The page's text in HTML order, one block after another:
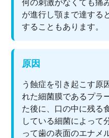
何の刺激がなくても痛
が進行し顎まで達する
することもあります。
原因
う蝕症を引き起こす原
れた細菌膜であるプラ
た後に、口の中に残る
している細菌によって
って歯の表面のエナメ